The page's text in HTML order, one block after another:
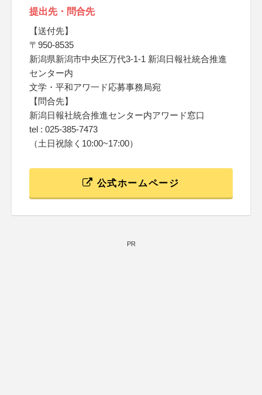
提出先・問合先
【送付先】
〒950-8535
新潟県新潟市中央区万代3-1-1 新潟日報社統合推進
センター内
文学・平和アワ一ド応募事務局宛
【問合先】
新潟日報社統合推進センター内アワード窓口
tel : 025-385-7473
（土日祝除く10:00~17:00）
公式ホームページ
PR